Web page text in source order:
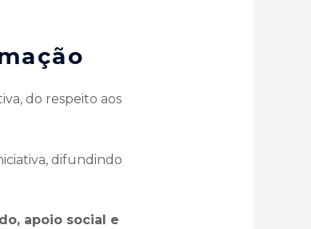
do respeito aos
difundindo
apoio social e